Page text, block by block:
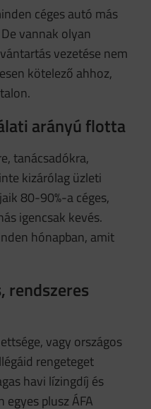
céges autó más
vannak olyan
vezetése nem
kötelező ahhoz,
arányú flotta
tanácsadókra,
kizárólag üzleti
80-90%-a céges,
igencsak kevés.
hónapban, amit
rendszeres
vagy országos
rengeteget
havi lízingdíj és
plusz ÁFA